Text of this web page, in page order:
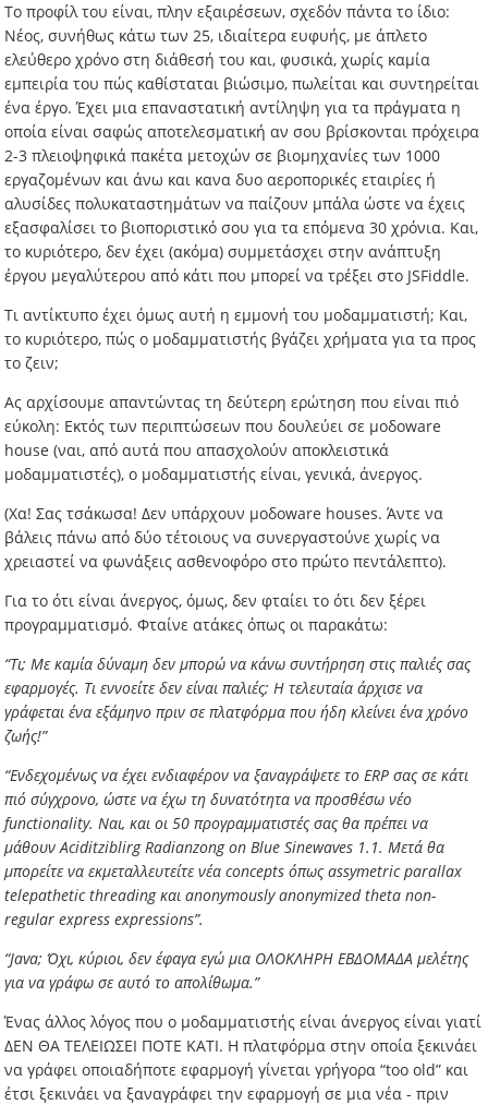
Το προφίλ του είναι, πλην εξαιρέσεων, σχεδόν πάντα το ίδιο:
Νέος, συνήθως κάτω των 25, ιδιαίτερα ευφυής, με άπλετο
ελεύθερο χρόνο στη διάθεσή του και, φυσικά, χωρίς καμία
εμπειρία του πώς καθίσταται βιώσιμο, πωλείται και συντηρείται
ένα έργο. Έχει μια επαναστατική αντίληψη για τα πράγματα η
οποία είναι σαφώς αποτελεσματική αν σου βρίσκονται πρόχειρα
2-3 πλειοψηφικά πακέτα μετοχών σε βιομηχανίες των 1000
εργαζομένων και άνω και κανα δυο αεροπορικές εταιρίες ή
αλυσίδες πολυκαταστημάτων να παίζουν μπάλα ώστε να έχεις
εξασφαλίσει το βιοποριστικό σου για τα επόμενα 30 χρόνια. Και,
το κυριότερο, δεν έχει (ακόμα) συμμετάσχει στην ανάπτυξη
έργου μεγαλύτερου από κάτι που μπορεί να τρέξει στο JSFiddle.
Τι αντίκτυπο έχει όμως αυτή η εμμονή του μοδαμματιστή; Και,
το κυριότερο, πώς ο μοδαμματιστής βγάζει χρήματα για τα προς
το ζειν;
Ας αρχίσουμε απαντώντας τη δεύτερη ερώτηση που είναι πιό
εύκολη: Εκτός των περιπτώσεων που δουλεύει σε μοδοware
house (ναι, από αυτά που απασχολούν αποκλειστικά
μοδαμματιστές), ο μοδαμματιστής είναι, γενικά, άνεργος.
(Χα! Σας τσάκωσα! Δεν υπάρχουν μοδοware houses. Άντε να
βάλεις πάνω από δύο τέτοιους να συνεργαστούνε χωρίς να
χρειαστεί να φωνάξεις ασθενοφόρο στο πρώτο πεντάλεπτο).
Για το ότι είναι άνεργος, όμως, δεν φταίει το ότι δεν ξέρει
προγραμματισμό. Φταίνε ατάκες όπως οι παρακάτω:
“Τι; Με καμία δύναμη δεν μπορώ να κάνω συντήρηση στις παλιές σας
εφαρμογές. Τι εννοείτε δεν είναι παλιές; Η τελευταία άρχισε να
γράφεται ένα εξάμηνο πριν σε πλατφόρμα που ήδη κλείνει ένα χρόνο
ζωής!”
“Ενδεχομένως να έχει ενδιαφέρον να ξαναγράψετε το ERP σας σε κάτι
πιό σύγχρονο, ώστε να έχω τη δυνατότητα να προσθέσω νέο
functionality. Ναι, και οι 50 προγραμματιστές σας θα πρέπει να
μάθουν Aciditziblirg Radianzong on Blue Sinewaves 1.1. Μετά θα
μπορείτε να εκμεταλλευτείτε νέα concepts όπως assymetric parallax
telepathetic threading και anonymously anonymized theta non-
regular express expressions”.
“Java; Όχι, κύριοι, δεν έφαγα εγώ μια ΟΛΟΚΛΗΡΗ ΕΒΔΟΜΑΔΑ μελέτης
για να γράφω σε αυτό το απολίθωμα.”
Ένας άλλος λόγος που ο μοδαμματιστής είναι άνεργος είναι γιατί
ΔΕΝ ΘΑ ΤΕΛΕΙΩΣΕΙ ΠΟΤΕ ΚΑΤΙ. Η πλατφόρμα στην οποία ξεκινάει
να γράφει οποιαδήποτε εφαρμογή γίνεται γρήγορα “too old” και
έτσι ξεκινάει να ξαναγράφει την εφαρμογή σε μια νέα - πριν